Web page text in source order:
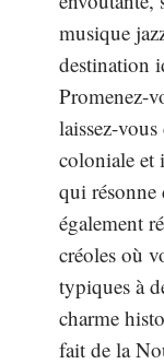
musique
destination
Promenez-
laissez-
coloniale et
qui résonne
également
créoles où
typiques à
charme
fait de la